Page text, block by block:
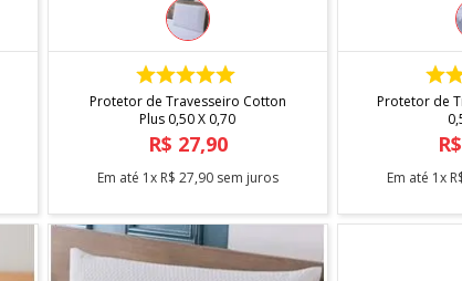
COMPRAR
Protetor de Travesseiro Cotton
Plus 0,50 X 0,70
R$ 27,90
Em até 1x R$ 27,90sem juros
Protetor de
R$
Em até 1x